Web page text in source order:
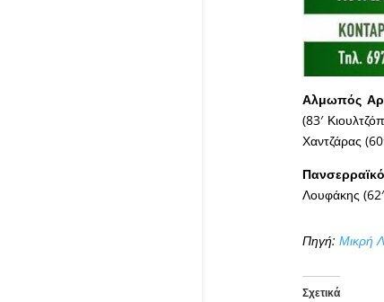
Αλμωπός
(83′
Χαντζάρας
Λουφάκης
Πηγή: Μικρή
Σχετικά